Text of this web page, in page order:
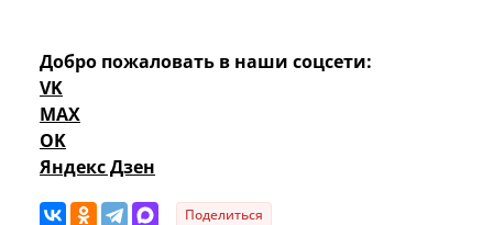
Добро пожаловать в наши соцсети:
VK
MAX
OK
Яндекс Дзен
Поделиться